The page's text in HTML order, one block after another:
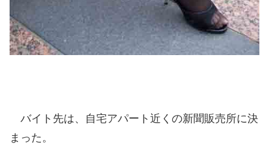
バイト先は、自宅アパート近くの新聞販売所に決
まった。